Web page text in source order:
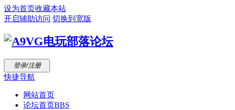
设为首页收藏本站
开启辅助访问 切换到宽版
登录/注册
快捷导航
网站首页
论坛首页BBS